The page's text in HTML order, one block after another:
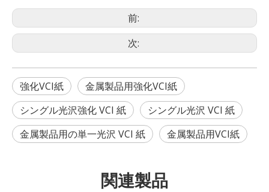
前:
次:
強化VCI紙
金属製品用強化VCI紙
シングル光沢強化 VCI 紙
シングル光沢 VCI 紙
金属製品用の単一光沢 VCI 紙
金属製品用VCI紙
関連製品